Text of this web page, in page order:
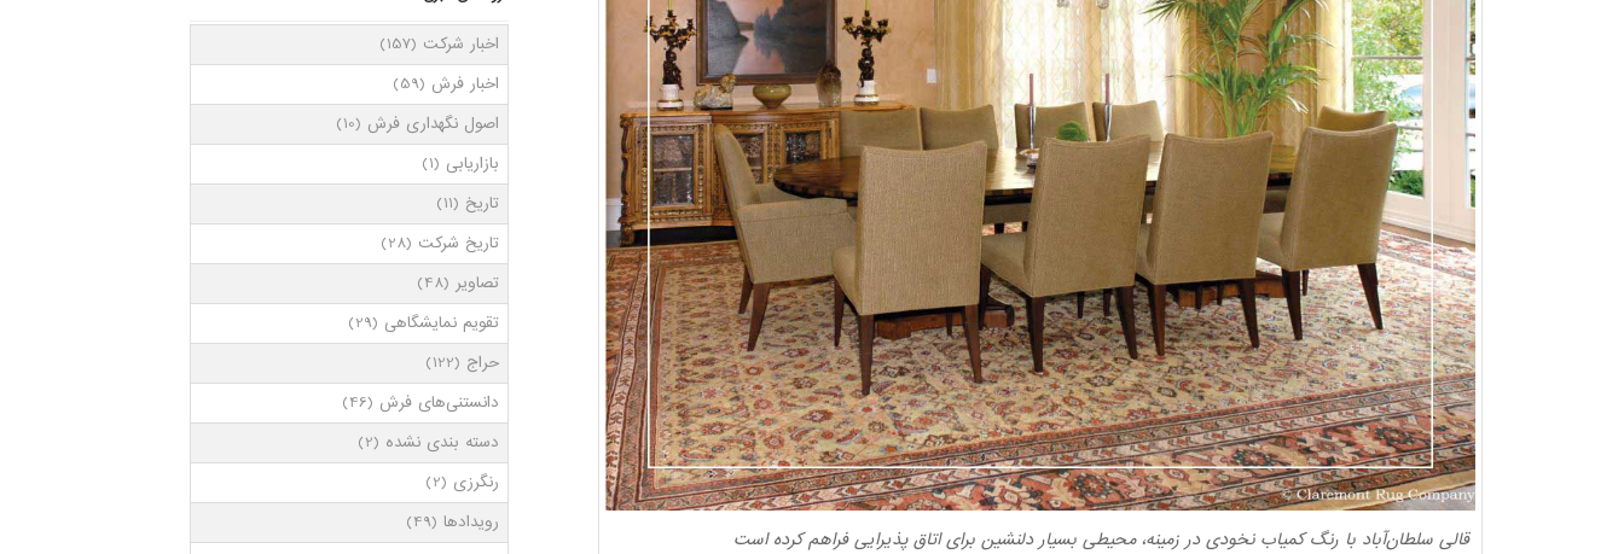
قالی سلطان‌آباد با رنگ کمیاب نخودی در زمینه، محیطی بسیار دلنشین برای اتاق پذیرایی فراهم کرده است
اخبار شرکت (157)
اخبار فرش (59)
اصول نگهداری فرش (10)
بازاریابی (1)
تاریخ (11)
تاریخ شرکت (28)
تصاویر (48)
تقویم نمایشگاهی (29)
حراج (122)
دانستنی‌های فرش (46)
دسته بندی نشده (2)
رنگرزی (2)
رویدادها(49)